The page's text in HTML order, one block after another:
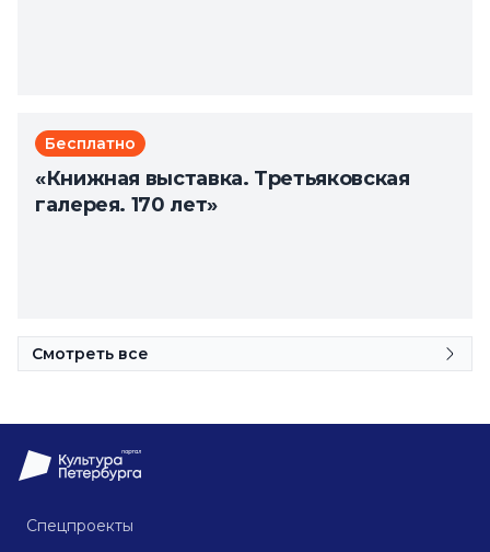
Бесплатно
«Книжная выставка. Третьяковская
галерея. 170 лет»
Смотреть все
Спецпроекты